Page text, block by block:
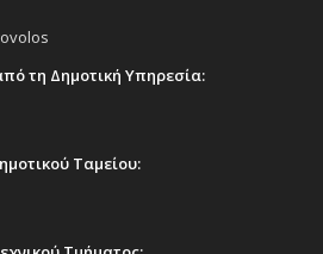
τη Δημοτική Υπηρεσία:
Ταμείου: